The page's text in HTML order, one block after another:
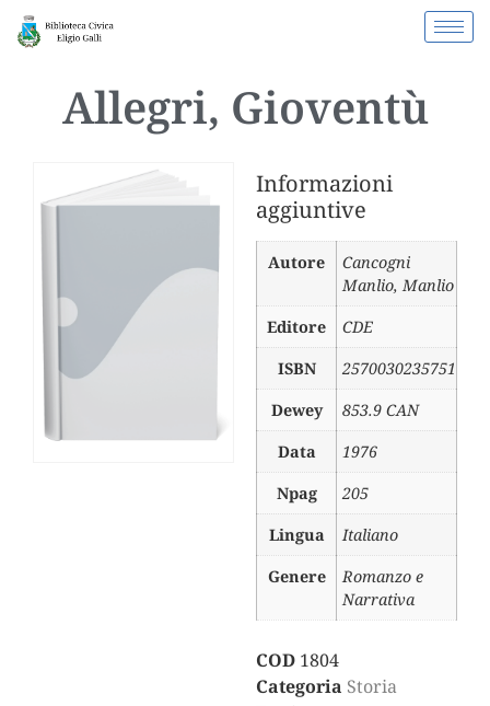
Allegri, Gioventù
Informazioni
aggiuntive
Autore
Cancogni
Manlio,Manlio
Editore
CDE
ISBN
2570030235751
Dewey
853.9 CAN
Data
1976
Npag
205
Lingua
Italiano
Genere
Romanzo e
Narrativa
COD 1804
Categoria Storia